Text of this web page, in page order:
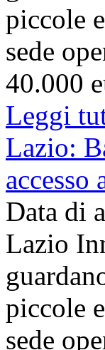
piccole
sede
40.000
Leggi
Lazio:
Data di
Lazio
piccole
sede